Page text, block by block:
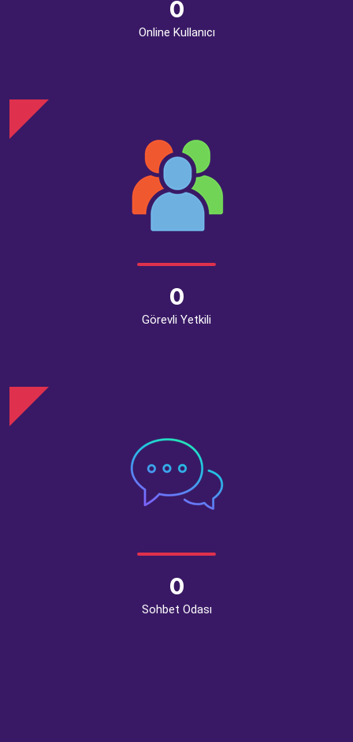
0
Online Kullanıcı
0
Görevli Yetkili
0
Sohbet Odası